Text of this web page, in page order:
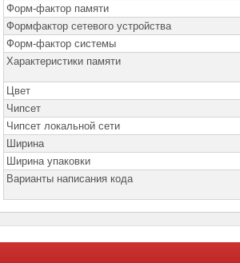
Форм-фактор памяти
Формфактор сетевого устройства
Форм-фактор системы
Характеристики памяти
Цвет
Чипсет
Чипсет локальной сети
Ширина
Ширина упаковки
Варианты написания кода